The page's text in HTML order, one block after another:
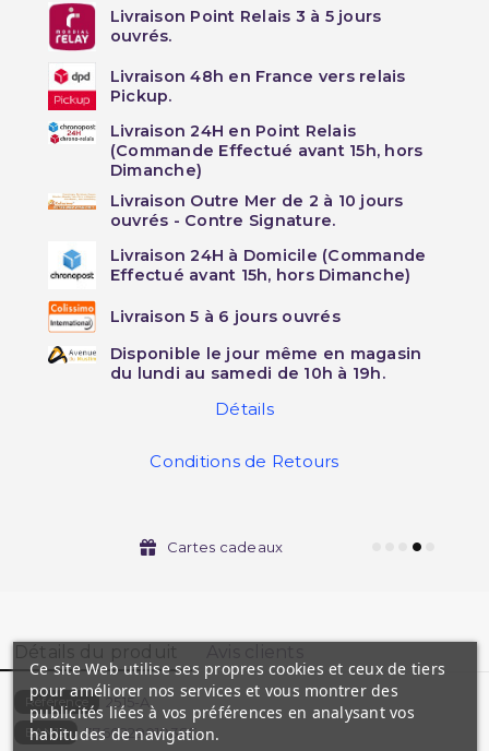
Livraison Point Relais 3 à 5 jours
ouvrés.
Livraison 48h en France vers relais
Pickup.
Livraison 24H en Point Relais
(Commande Effectué avant 15h, hors
Dimanche)
Livraison Outre Mer de 2 à 10 jours
ouvrés - Contre Signature.
Livraison 24H à Domicile (Commande
Effectué avant 15h, hors Dimanche)
Livraison 5 à 6 jours ouvrés
Disponible le jour même en magasin
du lundi au samedi de 10h à 19h.
Détails
Conditions de Retours
Cartes cadeaux
Détails du produit
Référence 2515-A
EAN13 3760229010385
Ce site Web utilise ses propres cookies et ceux de tiers
pour améliorer nos services et vous montrer des
publicités liées à vos préférences en analysant vos
habitudes de navigation.